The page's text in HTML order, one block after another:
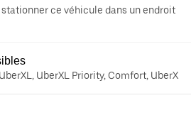
ce véhicule dans un endroit
UberXL Priority, Comfort, UberX